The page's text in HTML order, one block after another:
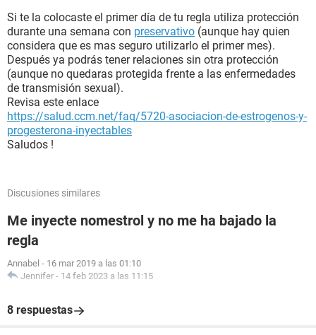
Si te la colocaste el primer día de tu regla utiliza protección
durante una semana con preservativo (aunque hay quien
considera que es mas seguro utilizarlo el primer mes).
Después ya podrás tener relaciones sin otra protección
(aunque no quedaras protegida frente a las enfermedades
de transmisión sexual).
Revisa este enlace
https://salud.ccm.net/faq/5720-asociacion-de-estrogenos-y-
progesterona-inyectables
Saludos !
Discusiones similares
Me inyecte nomestrol y no me ha bajado la
regla
Annabel - 16 mar 2019 a las 01:10
Jennifer - 14 feb 2023 a las 11:15
8 respuestas